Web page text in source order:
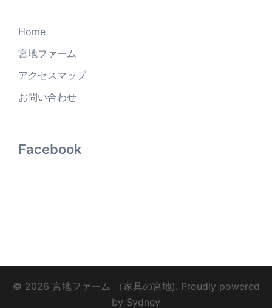
Home
宮地ファーム
アクセスマップ
お問い合わせ
Facebook
© 2026 宮地ファーム （家具の宮地). Proudly powered
by Sydney